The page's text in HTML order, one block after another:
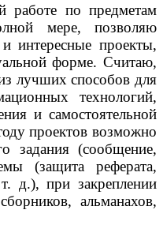
работе по предметам
мере, позволяю
интересные проекты,
форме. Считаю,
лучших способов для
технологий,
и самостоятельной
проектов возможно
задания (сообщение,
(защита реферата,
д.), при закреплении
альманахов,